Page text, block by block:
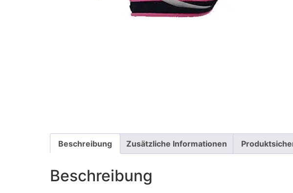
Beschreibung Zusätzliche Informationen
Beschreibung